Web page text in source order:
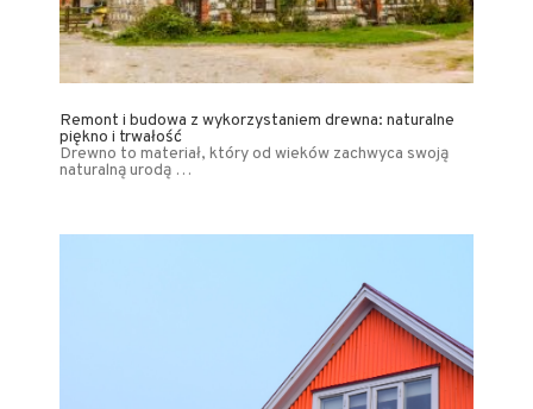
Remont i budowa z wykorzystaniem drewna: naturalne
piękno i trwałość
Drewno to materiał, który od wieków zachwyca swoją
naturalną urodą …